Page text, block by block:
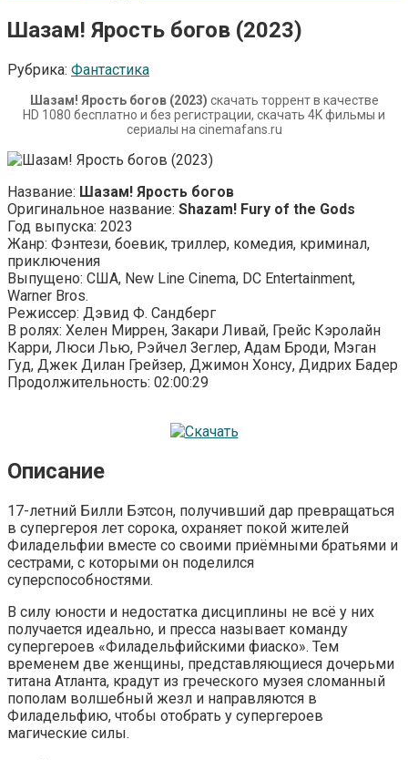
Шазам! Ярость богов (2023)
Рубрика: Фантастика
Шазам! Ярость богов (2023) скачать торрент в качестве
HD 1080 бесплатно и без регистрации, скачать 4K фильмы и
сериалы на cinemafans.ru
Название: Шазам! Ярость богов
Оригинальное название: Shazam! Fury of the Gods
Год выпуска: 2023
Жанр: Фэнтези, боевик, триллер, комедия, криминал,
приключения
Выпущено: США, New Line Cinema, DC Entertainment,
Warner Bros.
Режиссер: Дэвид Ф. Сандберг
В ролях: Хелен Миррен, Закари Ливай, Грейс Кэролайн
Карри, Люси Лью, Рэйчел Зеглер, Адам Броди, Мэган
Гуд, Джек Дилан Грейзер, Джимон Хонсу, Дидрих Бадер
Продолжительность: 02:00:29
Описание
17-летний Билли Бэтсон, получивший дар превращаться
в супергероя лет сорока, охраняет покой жителей
Филадельфии вместе со своими приёмными братьями и
сестрами, с которыми он поделился
суперспособностями.
В силу юности и недостатка дисциплины не всё у них
получается идеально, и пресса называет команду
супергероев «Филадельфийскими фиаско». Тем
временем две женщины, представляющиеся дочерьми
титана Атланта, крадут из греческого музея сломанный
пополам волшебный жезл и направляются в
Филадельфию, чтобы отобрать у супергероев
магические силы.